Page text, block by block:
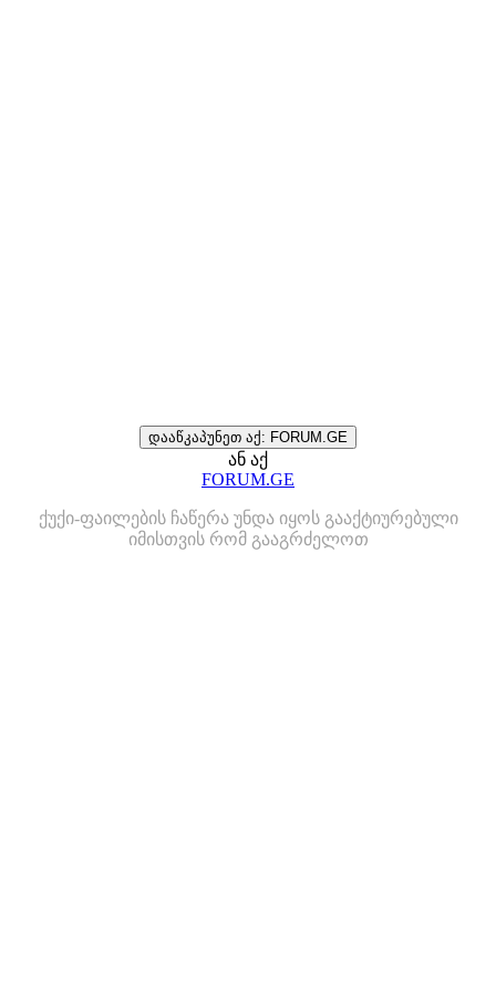
დააწკაპუნეთ აქ: FORUM.GE
ან აქ
FORUM.GE
ქუქი-ფაილების ჩაწერა უნდა იყოს გააქტიურებული
იმისთვის რომ გააგრძელოთ